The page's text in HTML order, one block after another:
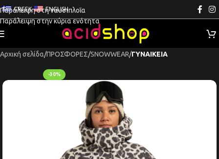
Παράλειψη στη ναυσιπλοΐα
Παράλειψη στην κύρια ενότητα
GREEK ENGLISH
Αρχική σελίδα ΠΡΟΣΦΟΡΕΣ SNOWWEAR ΓΥΝΑΙΚΕΙΑ
-30%